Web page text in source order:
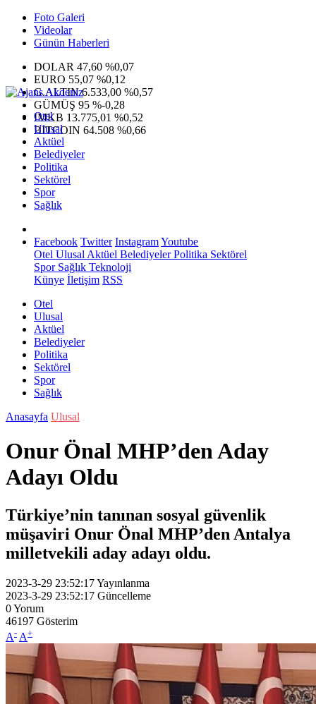
Foto Galeri
Videolar
Günün Haberleri
DOLAR 47,60 %0,07
EURO 55,07 %0,12
G.ALTIN6.533,00 %0,57
GÜMÜŞ 95 %-0,28
IMKB 13.775,01 %0,52
BITCOIN 64.508 %0,66
Otel
Ulusal
Aktüel
Belediyeler
Politika
Sektörel
Spor
Sağlık
Facebook Twitter InstagramYoutube
Otel Ulusal Aktüel BelediyelerPolitika Sektörel
SporSağlık Teknoloji
Künye İletişim RSS
Otel
Ulusal
Aktüel
Belediyeler
Politika
Sektörel
Spor
Sağlık
Anasayfa Ulusal
Onur Önal MHP’den Aday
Adayı Oldu
Türkiye’nin tanınan sosyal güvenlik
müşaviri Onur Önal MHP’den Antalya
milletvekili aday adayı oldu.
2023-3-29 23:52:17Yayınlanma
2023-3-29 23:52:17 Güncelleme
0Yorum
46197 Gösterim
A- A+